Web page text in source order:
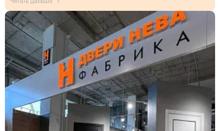
читать дальше